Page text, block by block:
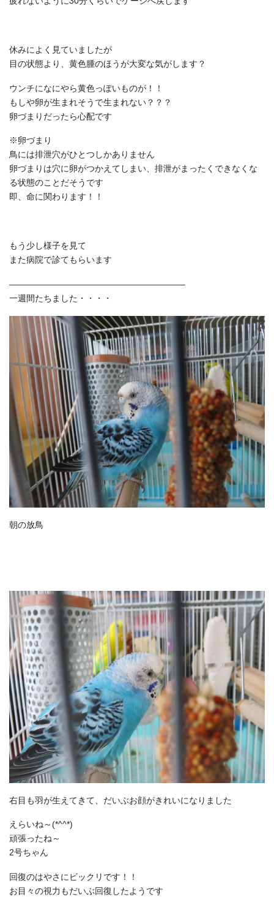
休みによく見ていましたが
目の状態より、黄色腫のほうが大変な気がします？
ウンチになにやら黄色っぽいものが！！
もしや卵が生まれそうで生まれない？？？
卵づまりだったら心配です
※卵づまり
鳥には排泄穴がひとつしかありません
卵づまりは穴に卵がつかえてしまい、排泄がまったくできなくな
る状態のことだそうです
即、命に関わります！！
もう少し様子を見て
また病院で診てもらいます
————————————————————–
一週間たちました・・・・
朝の放鳥
右目も羽が生えてきて、だいぶお顔がきれいになりました
えらいね～(*^^*)
頑張ったね～
2号ちゃん
回復のはやさにビックリです！！
お目々の視力もだいぶ回復したようです